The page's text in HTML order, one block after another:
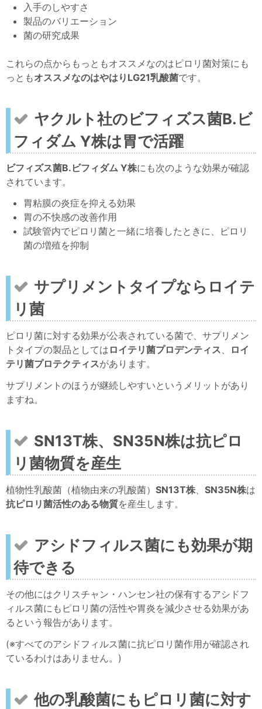
入手のしやすさ
製品のバリエーション
菌の研究成果
これらの点からもっともオススメなのはピロリ菌対策にも
っともオススメなのはやはりLG21乳酸菌です。
ヤクルト社のビフィズス菌B.ビ
フィダム Y株は胃で活躍
ビフィズス菌B.ビフィダム Y株にも次のような効果が確認
されています。
胃粘膜の炎症を抑える効果
胃の不快感の改善作用
試験管内でピロリ菌と一緒に培養したときに、ピロリ
菌の増殖を抑制
サプリメントタイプならロイテ
リ菌
ピロリ菌に対する効果が公表されている菌で、サプリメン
トタイプの製品としては ロイテリ菌プロデンティス、
ロイ
テリ菌プロテクティスがあります。
サプリメントのほうが継続しやすいというメリットがあり
ますね。
SN13T株、SN35N株は抗ピロ
リ菌物質を産生
植物性乳酸菌（植物由来の乳酸菌） SN13T株、 SN35N株は
抗ピロリ菌活性のある物質を産生します。
アシドフィルス菌にも効果が期
待できる
その他にはクリスチャン・ハンセン社の保有するアシドフ
ィルス菌にもピロリ菌の活性や胃炎を減少させる効果があ
るという報告があります。
(※すべてのアシドフィルス菌に抗ピロリ菌作用が確認され
ているわけはありません。)
他の乳酸菌にもピロリ菌に対す